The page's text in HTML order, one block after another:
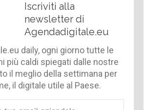
Iscriviti alla
newsletter di
Agendadigitale.eu
daily, ogni giorno tutte le
più caldi spiegati dalle nostre
il meglio della settimana per
il digitale utile al Paese.